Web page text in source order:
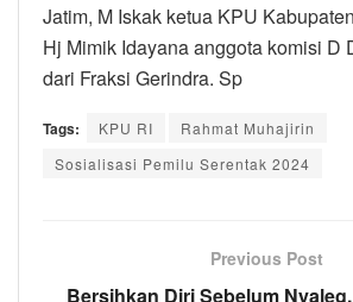
Jatim, M Iskak ketua KPU
Hj Mimik Idayana anggota komisi D
dari Fraksi Gerindra. Sp
Tags: KPU RI
Rahmat Muhajirin
Sosialisasi Pemilu Serentak 2024
Previous Post
Bersihkan Diri Sebelum